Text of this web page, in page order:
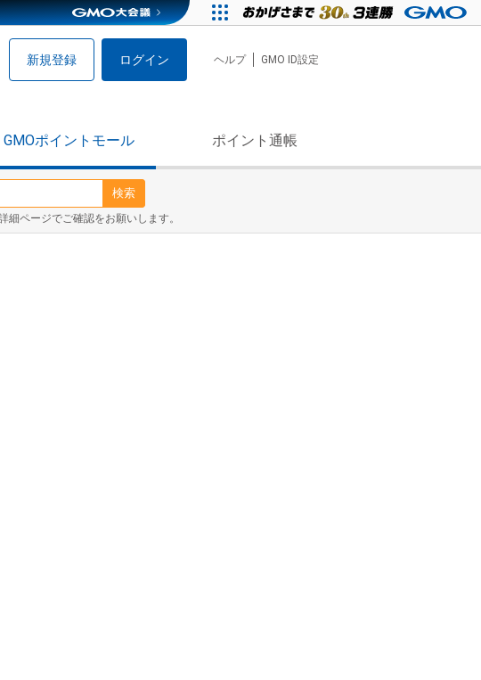
新規登録 ログイン ヘルプ GMO ID設定
GMOポイントモール ポイント通帳
検索
ページでご確認をお願いします。